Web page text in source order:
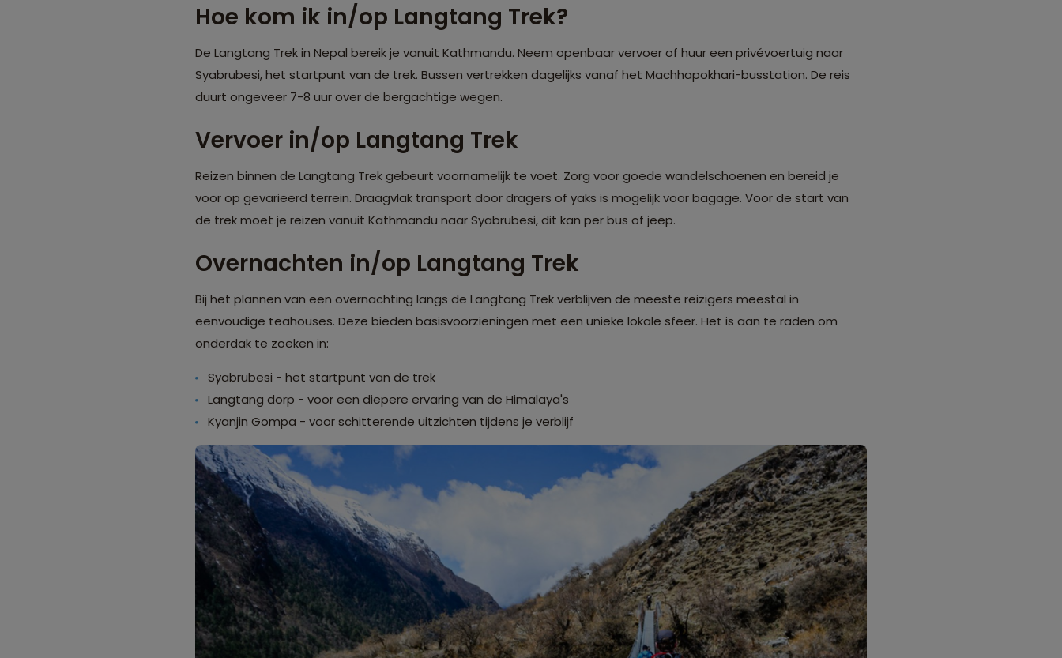
Hoe kom ik in/op Langtang Trek?
De Langtang Trek in Nepal bereik je vanuit Kathmandu. Neem openbaar vervoer of huur een privévoertuig naar
Syabrubesi, het startpunt van de trek. Bussen vertrekken dagelijks vanaf het Machhapokhari-busstation. De reis
duurt ongeveer 7-8 uur over de bergachtige wegen.
Vervoer in/op Langtang Trek
Reizen binnen de Langtang Trek gebeurt voornamelijk te voet. Zorg voor goede wandelschoenen en bereid je
voor op gevarieerd terrein. Draagvlak transport door dragers of yaks is mogelijk voor bagage. Voor de start van
de trek moet je reizen vanuit Kathmandu naar Syabrubesi, dit kan per bus of jeep.
Overnachten in/op Langtang Trek
Bij het plannen van een overnachting langs de Langtang Trek verblijven de meeste reizigers meestal in
eenvoudige teahouses. Deze bieden basisvoorzieningen met een unieke lokale sfeer. Het is aan te raden om
onderdak te zoeken in:
Syabrubesi - het startpunt van de trek
Langtang dorp - voor een diepere ervaring van de Himalaya's
Kyanjin Gompa - voor schitterende uitzichten tijdens je verblijf